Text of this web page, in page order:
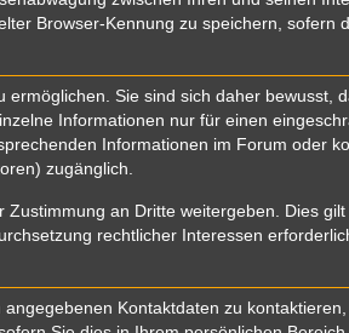
Browser-Kennung zu speichern,
Sie sind sich daher
Informationen nur für einen
Informationen im Forum oder
zugänglich.
an Dritte weitergeben. Dies
rechtlicher Interessen
Kontaktdaten zu